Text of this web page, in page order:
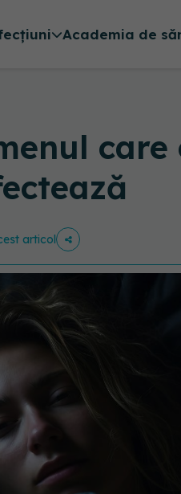
Academia de
articol